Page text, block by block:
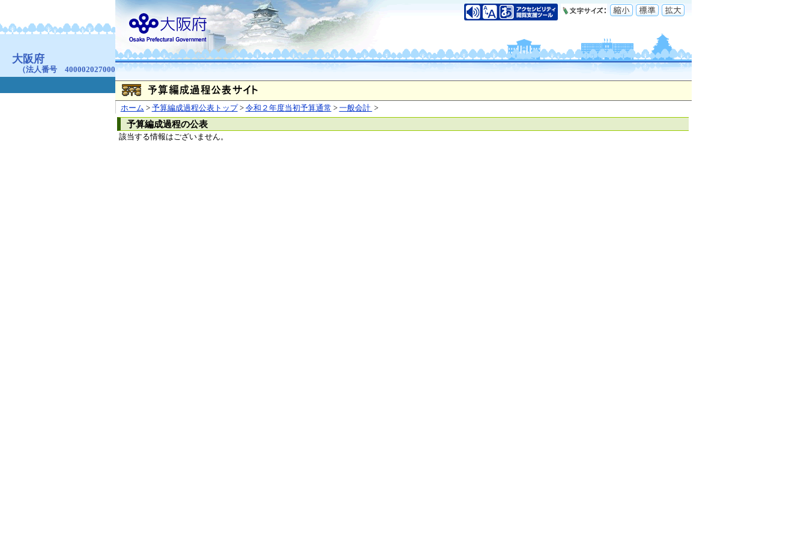
ホーム > 予算編成過程公表トップ> 令和２年度当初予算通常 > 一般会計 >
予算編成過程の公表
該当する情報はございません。
お問合せ 個人情報の取り扱いについて
大阪府
（法人番号 4000020270008）
本庁 〒540-8570 大阪市中央区大手前2丁目
（代表電話）06-6941-0351
咲洲庁舎
〒559-8555 大阪市住之江区南港北1-14-16
（代表電話）06-6941-0351
© Copyright 2003-2026 Osaka Prefecture,All rights reserved.